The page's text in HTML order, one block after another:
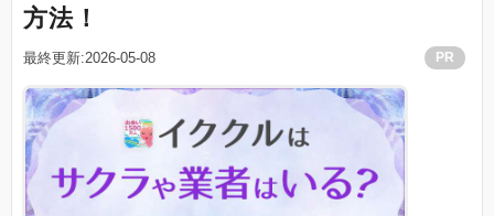
方法！
最終更新:2026-05-08 PR